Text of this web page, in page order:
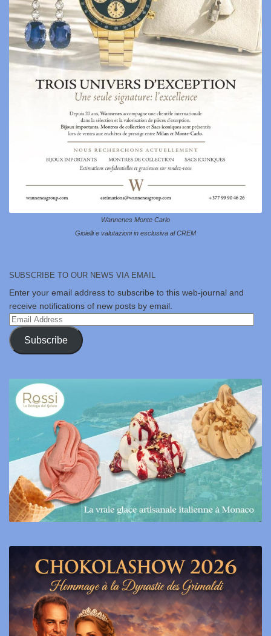
Wannenes Monte Carlo
Gioielli e valutazioni in esclusiva al CREM
SUBSCRIBE TO OUR NEWS VIA EMAIL
Enter your email address to subscribe to this web-journal and
receive notifications of new posts by email.
Email
Address
Subscribe